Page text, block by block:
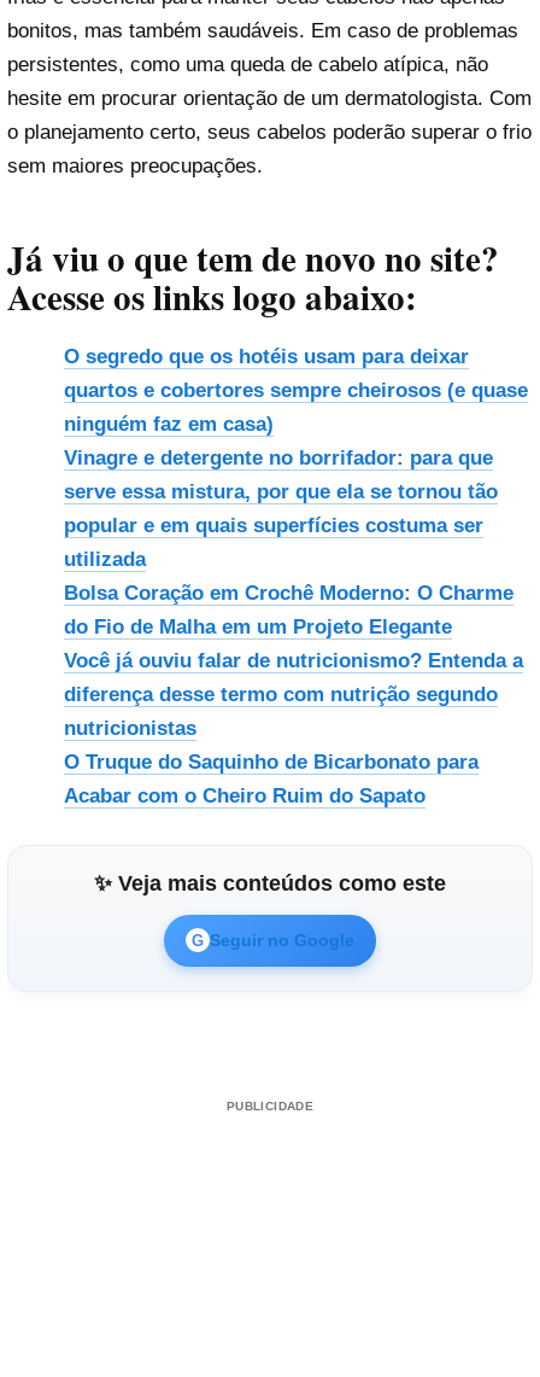
bonitos, mas também saudáveis. Em caso de problemas
persistentes, como uma queda de cabelo atípica, não
hesite em procurar orientação de um dermatologista. Com
o planejamento certo, seus cabelos poderão superar o frio
sem maiores preocupações.
Já viu o que tem de novo no site?
Acesse os links logo abaixo:
O segredo que os hotéis usam para deixar
quartos e cobertores sempre cheirosos (e quase
ninguém faz em casa)
Vinagre e detergente no borrifador: para que
serve essa mistura, por que ela se tornou tão
popular e em quais superfícies costuma ser
utilizada
Bolsa Coração em Crochê Moderno: O Charme
do Fio de Malha em um Projeto Elegante
Você já ouviu falar de nutricionismo? Entenda a
diferença desse termo com nutrição segundo
nutricionistas
O Truque do Saquinho de Bicarbonato para
Acabar com o Cheiro Ruim do Sapato
✨ Veja mais conteúdos como este
G Seguir no Google
PUBLICIDADE